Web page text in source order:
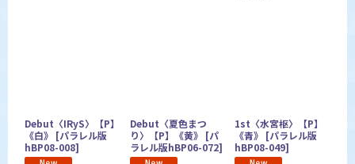
Debut〈IRyS〉【P】
《白》 [パラレル版
hBP08-008]
Debut〈夏色まつ
り〉【P】《黄》 [パ
ラレル版hBP06-072]
1st〈水宮枢〉【P】
《青》 [パラレル版
hBP08-049]